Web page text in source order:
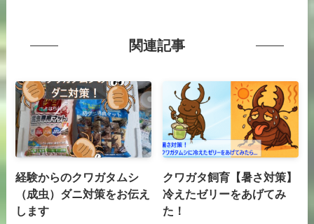
関連記事
経験からのクワガタムシ
（成虫）ダニ対策をお伝え
します
クワガタ飼育【暑さ対策】
冷えたゼリーをあげてみ
た！